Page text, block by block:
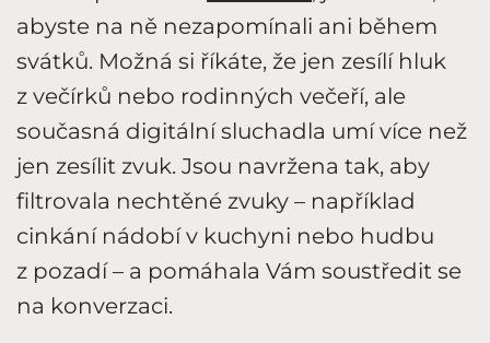
abyste na ně nezapomínali ani během
svátků. Možná si říkáte, že jen zesílí hluk
z večírků nebo rodinných večeří, ale
současná digitální sluchadla umí více než
jen zesílit zvuk. Jsou navržena tak, aby
filtrovala nechtěné zvuky – například
cinkání nádobí v kuchyni nebo hudbu
z pozadí – a pomáhala Vám soustředit se
na konverzaci.